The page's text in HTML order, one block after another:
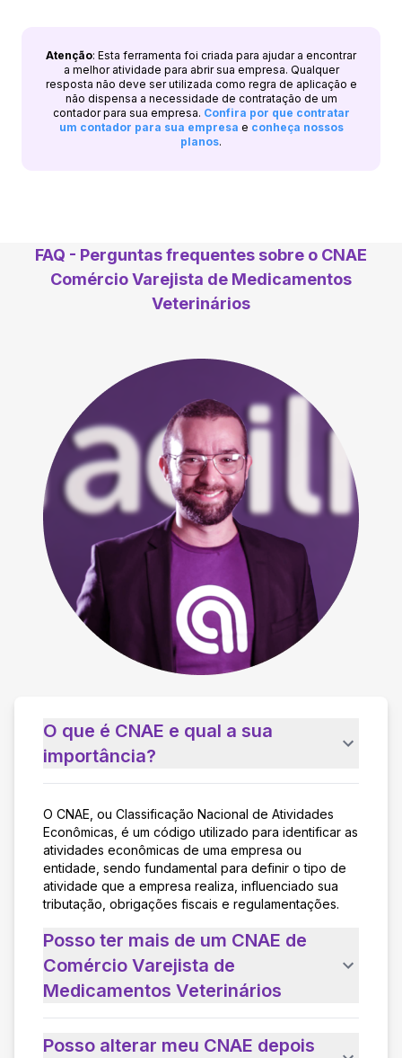
Atenção: Esta ferramenta foi criada para ajudar a encontrar
a melhor atividade para abrir sua empresa. Qualquer
resposta não deve ser utilizada como regra de aplicação e
não dispensa a necessidade de contratação de um
contador para sua empresa. Confira por que contratar
um contador para sua empresa e conheça nossos
planos.
FAQ - Perguntas frequentes sobre o CNAE
Comércio Varejista de Medicamentos
Veterinários
O que é CNAE e qual a sua
importância?
O CNAE, ou Classificação Nacional de Atividades
Econômicas, é um código utilizado para identificar as
atividades econômicas de uma empresa ou
entidade, sendo fundamental para definir o tipo de
atividade que a empresa realiza, influenciado sua
tributação, obrigações fiscais e regulamentações.
Posso ter mais de um CNAE de
Comércio Varejista de
Medicamentos Veterinários
Posso alterar meu CNAE depois